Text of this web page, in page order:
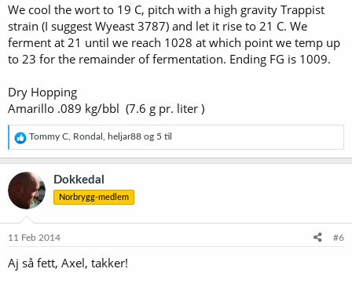
We cool the wort to 19 C, pitch with a high gravity Trappist
strain (I suggest Wyeast 3787) and let it rise to 21 C. We
ferment at 21 until we reach 1028 at which point we temp up
to 23 for the remainder of fermentation. Ending FG is 1009.
Dry Hopping
Amarillo .089 kg/bbl (7.6 g pr. liter )
R
e
a
k
j
o
e
:
Tommy C Rondal heljar88 og 5 til
Dokkedal
Norbrygg-medlem
11 Feb 2014 #6
Aj så fett, Axel, takker!